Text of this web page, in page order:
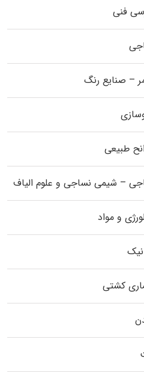
فنی
– صنایع رنگ
طبیعی
– شیمی نساجی و علوم الیاف
و مواد
کشتی